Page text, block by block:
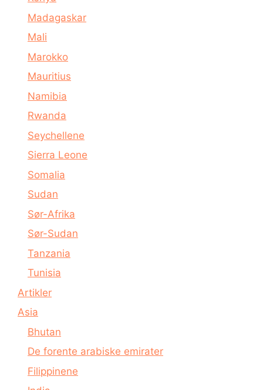
Madagaskar
Mali
Marokko
Mauritius
Namibia
Rwanda
Seychellene
Sierra Leone
Somalia
Sudan
Sør-Afrika
Sør-Sudan
Tanzania
Tunisia
Artikler
Asia
Bhutan
De forente arabiske emirater
Filippinene